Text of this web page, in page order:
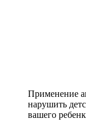
Применение
нарушить
вашего